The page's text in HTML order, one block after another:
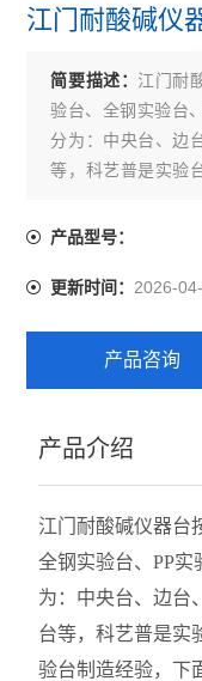
江门耐酸碱仪
简要描述： 江门耐
验台、全钢实验台
分为：中央台、边
等，科艺普是实验
产品型号：
更新时间：2026-
产品咨询
产品介绍
江门耐酸碱仪器台
全钢实验台、PP
为：中央台、边台
台等，科艺普是实
验台制造经验，下